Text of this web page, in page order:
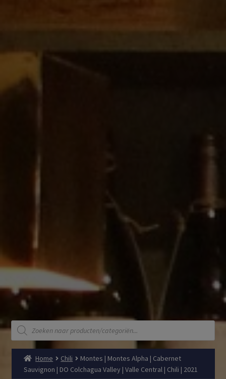
Producten
zoeken
Home Chili
Montes | Montes Alpha | Cabernet
Sauvignon | DO Colchagua Valley | Valle Central | Chili | 2021